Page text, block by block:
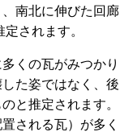
南北に伸びた回廊
されます。
くの瓦がみつかり
た姿ではなく、後
と推定されます。
される瓦）が多く